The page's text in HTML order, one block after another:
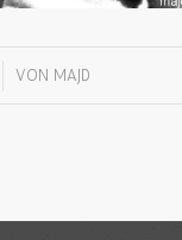
VON MAJD